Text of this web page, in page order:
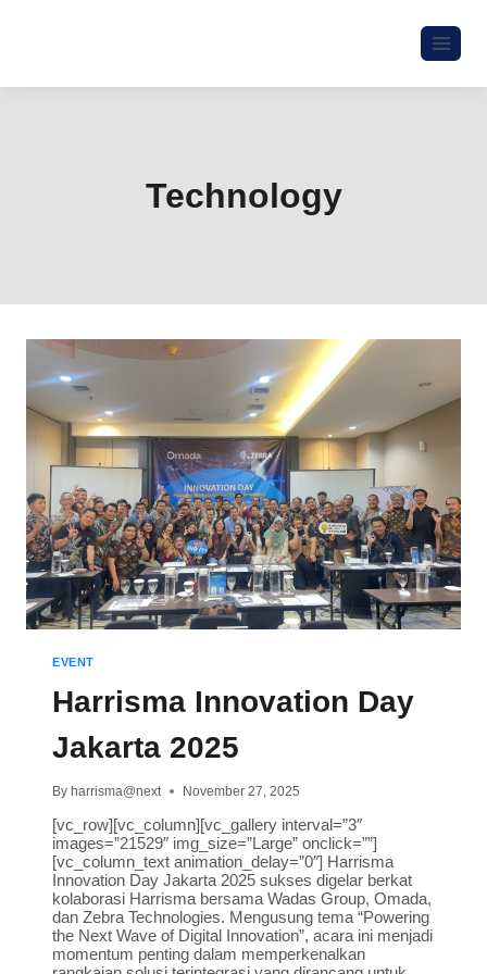
Technology
EVENT
Harrisma Innovation Day
Jakarta 2025
By harrisma@next November 27, 2025
[vc_row][vc_column][vc_gallery interval=”3″
images=”21529″ img_size=”Large” onclick=””]
[vc_column_text animation_delay=”0″] Harrisma
Innovation Day Jakarta 2025 sukses digelar berkat
kolaborasi Harrisma bersama Wadas Group, Omada,
dan Zebra Technologies. Mengusung tema “Powering
the Next Wave of Digital Innovation”, acara ini menjadi
momentum penting dalam memperkenalkan